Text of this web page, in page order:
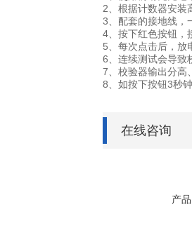
2、根据计数器安装
3、配套的接地线，
4、按下红色按钮，
5、每次点击后，放
6、连续测试会导致
7、校验器输出分高
8、如按下按钮3秒
在线咨询
产